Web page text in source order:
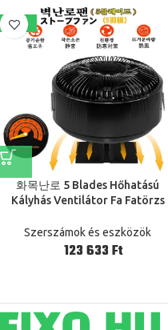
-11%
화목난로 5 Blades Hőhatású
Kályhás Ventilátor Fa Fatörzs
Hatalom Hatékony Heat Eloszlás
Szerszámok és eszközök
Ft